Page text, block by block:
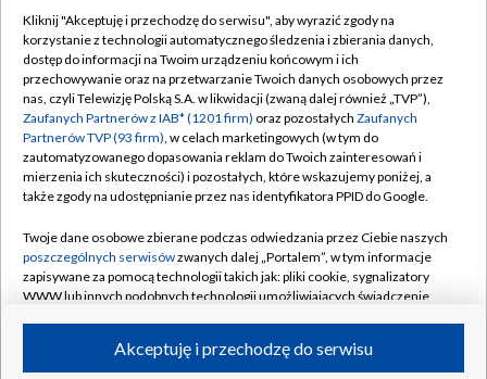
TVP
Abonament TVP
Emisja w TVP
Centrum informacji TVP
Naziemna Telewizja Cyfrowa
Rada Programowa
System NOS
Informacje o nadawcy
Program dla prasy
Regulamin TVP
Polityka prywatności
Moje zgody
Pomoc
Kontakt
Kanały
Kliknij "Akceptuję i przechodzę do serwisu", aby wyrazić zgody na
korzystanie z technologii automatycznego śledzenia i zbierania danych,
dostęp do informacji na Twoim urządzeniu końcowym i ich
przechowywanie oraz na przetwarzanie Twoich danych osobowych przez
nas, czyli Telewizję Polską S.A. w likwidacji (zwaną dalej również „TVP”),
Zaufanych Partnerów z IAB* (1201 firm) oraz pozostałych Zaufanych
Partnerów TVP (93 firm), w celach marketingowych (w tym do
zautomatyzowanego dopasowania reklam do Twoich zainteresowań i
mierzenia ich skuteczności) i pozostałych, które wskazujemy poniżej, a
także zgody na udostępnianie przez nas identyfikatora PPID do Google.
Twoje dane osobowe zbierane podczas odwiedzania przez Ciebie naszych
poszczególnych serwisówzwanych dalej „Portalem”, w tym informacje
zapisywane za pomocą technologii takich jak: pliki cookie, sygnalizatory
WWW lub innych podobnych technologii umożliwiających świadczenie
ruchu w Internecie.Akceptuję i przechodzę do serwisu